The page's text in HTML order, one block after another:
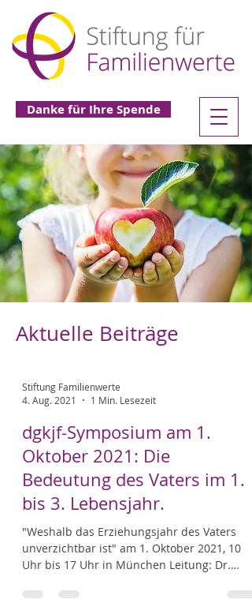
Danke für Ihre Spende
Aktuelle Beiträge
Stiftung Familienwerte
4. Aug. 2021
1 Min. Lesezeit
dgkjf-Symposium am 1.
Oktober 2021: Die
Bedeutung des Vaters im 1.
bis 3. Lebensjahr.
"Weshalb das Erziehungsjahr des Vaters
unverzichtbar ist" am 1. Oktober 2021, 10
Uhr bis 17 Uhr in München Leitung: Dr.